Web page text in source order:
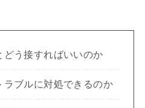
どう接すればいいのか
ラブルに対処できるのか